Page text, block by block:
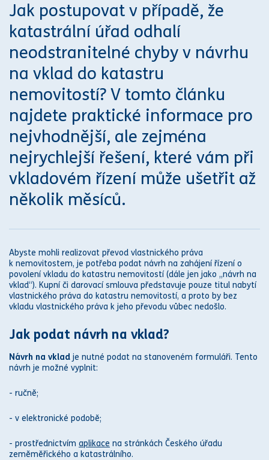
Jak postupovat v případě, že
katastrální úřad odhalí
neodstranitelné chyby v návrhu
na vklad do katastru
nemovitostí? V tomto článku
najdete praktické informace pro
nejvhodnější, ale zejména
nejrychlejší řešení, které vám při
vkladovém řízení může ušetřit až
několik měsíců.
Abyste mohli realizovat převod vlastnického práva
k nemovitostem, je potřeba podat návrh na zahájení řízení o
povolení vkladu do katastru nemovitostí (dále jen jako „návrh na
vklad“). Kupní či darovací smlouva představuje pouze titul nabytí
vlastnického práva do katastru nemovitostí, a proto by bez
vkladu vlastnického práva k jeho převodu vůbec nedošlo.
Jak podat návrh na vklad?
Návrh na vklad je nutné podat na stanoveném formuláři. Tento
návrh je možné vyplnit:
- ručně;
- v elektronické podobě;
- prostřednictvím aplikace na stránkách Českého úřadu
zeměměřického a katastrálního.